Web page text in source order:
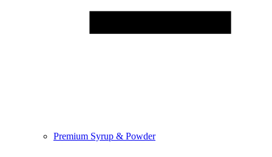
Premium Syrup & Powder